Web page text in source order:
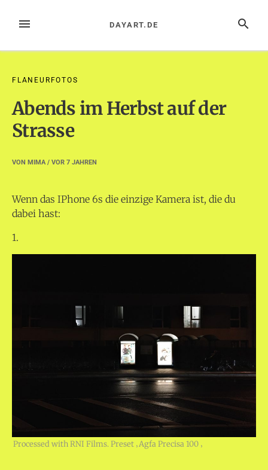
InhaltMENÜ SUCHE
DAYART.DE
FLANEURFOTOS
Abends im Herbst auf der
Strasse
VON MIMA/ VOR 7 JAHREN
Wenn das IPhone 6s die einzige Kamera ist, die du
dabei hast:
1.
Processed with RNI Films. Preset ‚Agfa Precisa 100 ‚